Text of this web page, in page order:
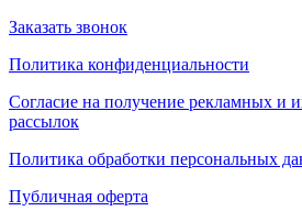
Заказать звонок
Политика конфиденциальности
Согласие на получение рекламных и
рассылок
Политика обработки персональных
Публичная оферта